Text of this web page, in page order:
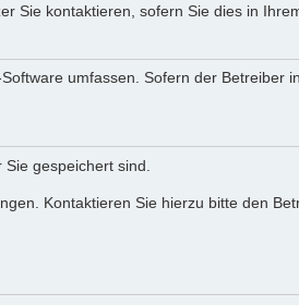
Sie kontaktieren, sofern Sie dies in
umfassen. Sofern der
gespeichert sind.
Kontaktieren Sie hierzu bitte den